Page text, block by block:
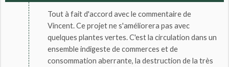
Tout à fait d'accord avec le commentaire de
Vincent. Ce projet ne s'améliorera pas avec
quelques plantes vertes. C'est la circulation dans un
ensemble indigeste de commerces et de
consommation aberrante, la destruction de la très